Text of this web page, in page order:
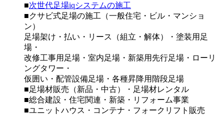
■次世代足場iqシステムの施工
■クサビ式足場の施工（一般住宅・ビル・マンショ
ン）
足場架け・払い・リース（組立・解体）・塗装用足
場・
改修工事用足場・室内足場・新築用先行足場・ローリ
ングタワー・
仮囲い・配管設備足場・各種昇降用階段足場
■足場材販売（新品・中古）・足場材レンタル
■総合建設・住宅関連・新築・リフォーム事業
■ユニットハウス・コンテナ・フォークリフト販売